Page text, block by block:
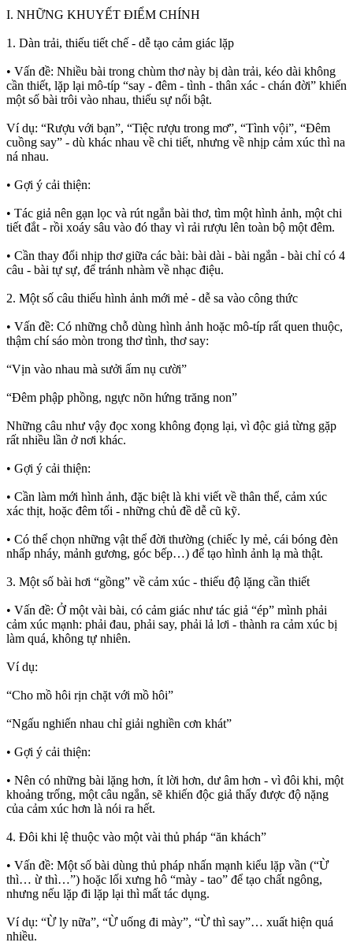
I. NHỮNG KHUYẾT ĐIỂM CHÍNH
1. Dàn trải, thiếu tiết chế - dễ tạo cảm giác lặp
• Vấn đề: Nhiều bài trong chùm thơ này bị dàn trải, kéo dài không
cần thiết, lặp lại mô-típ “say - đêm - tình - thân xác - chán đời” khiến
một số bài trôi vào nhau, thiếu sự nổi bật.
Ví dụ: “Rượu với bạn”, “Tiệc rượu trong mơ”, “Tình vội”, “Đêm
cuồng say” - dù khác nhau về chi tiết, nhưng về nhịp cảm xúc thì na
ná nhau.
• Gợi ý cải thiện:
• Tác giả nên gạn lọc và rút ngắn bài thơ, tìm một hình ảnh, một chi
tiết đắt - rồi xoáy sâu vào đó thay vì rải rượu lên toàn bộ một đêm.
• Cần thay đổi nhịp thơ giữa các bài: bài dài - bài ngắn - bài chỉ có 4
câu - bài tự sự, để tránh nhàm về nhạc điệu.
2. Một số câu thiếu hình ảnh mới mẻ - dễ sa vào công thức
• Vấn đề: Có những chỗ dùng hình ảnh hoặc mô-típ rất quen thuộc,
thậm chí sáo mòn trong thơ tình, thơ say:
“Vịn vào nhau mà sưởi ấm nụ cười”
“Đêm phập phồng, ngực nõn hứng trăng non”
Những câu như vậy đọc xong không đọng lại, vì độc giả từng gặp
rất nhiều lần ở nơi khác.
• Gợi ý cải thiện:
• Cần làm mới hình ảnh, đặc biệt là khi viết về thân thể, cảm xúc
xác thịt, hoặc đêm tối - những chủ đề dễ cũ kỹ.
• Có thể chọn những vật thể đời thường (chiếc ly mẻ, cái bóng đèn
nhấp nháy, mảnh gương, góc bếp…) để tạo hình ảnh lạ mà thật.
3. Một số bài hơi “gồng” về cảm xúc - thiếu độ lặng cần thiết
• Vấn đề: Ở một vài bài, có cảm giác như tác giả “ép” mình phải
cảm xúc mạnh: phải đau, phải say, phải lả lơi - thành ra cảm xúc bị
làm quá, không tự nhiên.
Ví dụ:
“Cho mồ hôi rịn chặt với mồ hôi”
“Ngấu nghiến nhau chỉ giải nghiền cơn khát”
• Gợi ý cải thiện:
• Nên có những bài lặng hơn, ít lời hơn, dư âm hơn - vì đôi khi, một
khoảng trống, một câu ngắn, sẽ khiến độc giả thấy được độ nặng
của cảm xúc hơn là nói ra hết.
4. Đôi khi lệ thuộc vào một vài thủ pháp “ăn khách”
• Vấn đề: Một số bài dùng thủ pháp nhấn mạnh kiểu lặp vần (“Ừ
thì… ừ thì…”) hoặc lối xưng hô “mày - tao” để tạo chất ngông,
nhưng nếu lặp đi lặp lại thì mất tác dụng.
Ví dụ: “Ừ ly nữa”, “Ừ uống đi mày”, “Ừ thì say”… xuất hiện quá
nhiều.